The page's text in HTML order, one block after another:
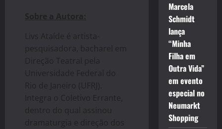
Sobre a Autora:
Livs Ataíde é artista-
pesquisadora, bacharel em
Direção Teatral pela
Universidade Federal do
Rio de Janeiro (UFRJ).
Integra o Coletivo Errante,
dentro do qual assinou
dramaturgia e direção dos
Marcela
Schmidt
lança
“Minha
Filha em
Outra Vida”
em evento
especial no
Neumarkt
Shopping